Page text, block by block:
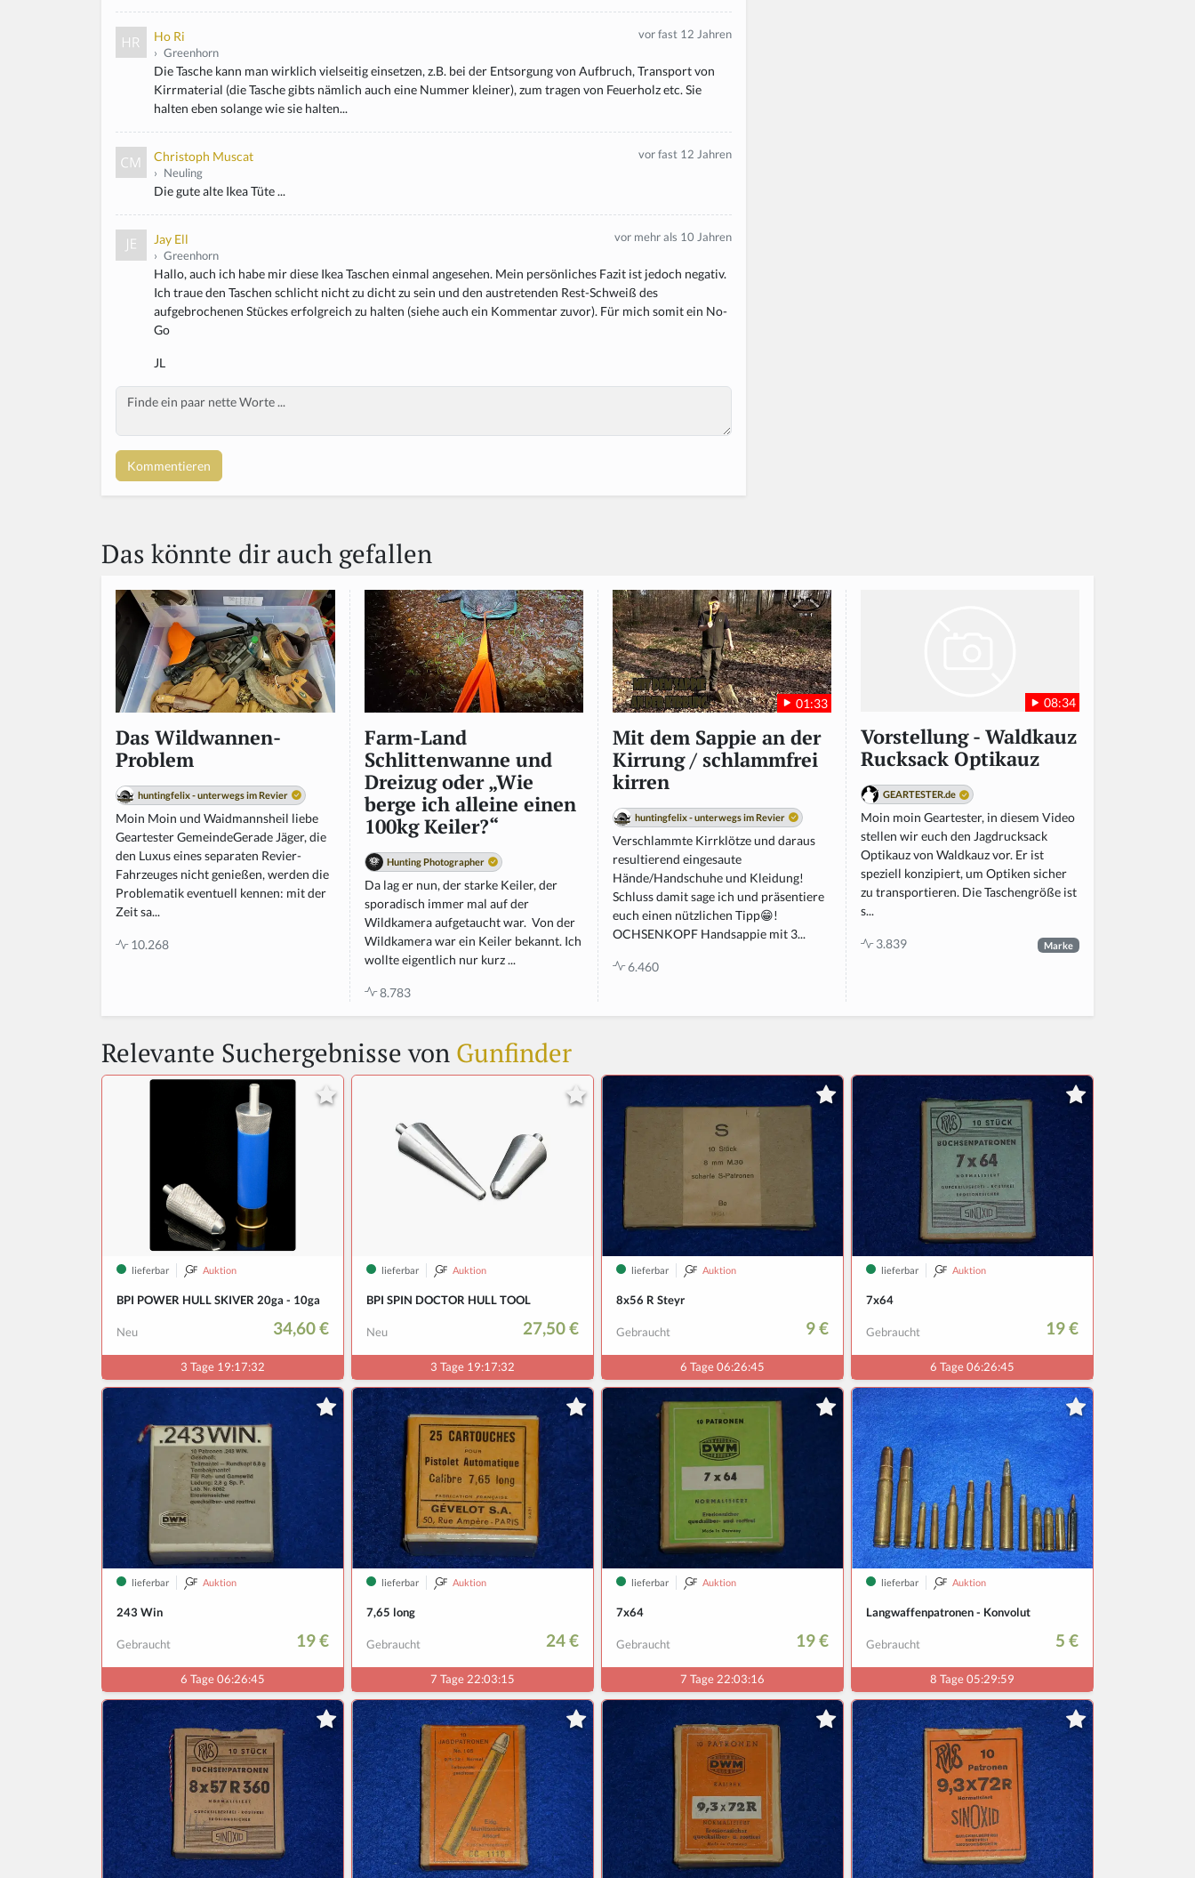
Ho Ri
› Greenhorn
vor fast 12 Jahren
Die Tasche kann man wirklich vielseitig einsetzen, z.B. bei der Entsorgung von Aufbruch, Transport von
Kirrmaterial (die Tasche gibts nämlich auch eine Nummer kleiner), zum tragen von Feuerholz etc. Sie
halten eben solange wie sie halten...
Christoph Muscat
› Neuling
vor fast 12 Jahren
Die gute alte Ikea Tüte ...
Jay Ell
› Greenhorn
vor mehr als 10 Jahren
Hallo, auch ich habe mir diese Ikea Taschen einmal angesehen. Mein persönliches Fazit ist jedoch negativ.
Ich traue den Taschen schlicht nicht zu dicht zu sein und den austretenden Rest-Schweiß des
aufgebrochenen Stückes erfolgreich zu halten (siehe auch ein Kommentar zuvor). Für mich somit ein No-
Go
JL
Body
Das könnte dir auch gefallen
Das Wildwannen-
Problem
huntingfelix - unterwegs im Revier
Moin Moin und Waidmannsheil liebe
Geartester GemeindeGerade Jäger, die
den Luxus eines separaten Revier-
Fahrzeuges nicht genießen, werden die
Problematik eventuell kennen: mit der
Zeit sa...
10.268
Farm-Land
Schlittenwanne und
Dreizug oder „Wie
berge ich alleine einen
100kg Keiler?“
Hunting Photographer
Da lag er nun, der starke Keiler, der
sporadisch immer mal auf der
Wildkamera aufgetaucht war. Von der
Wildkamera war ein Keiler bekannt. Ich
wollte eigentlich nur kurz ...
8.783
01:33
Mit dem Sappie an der
Kirrung / schlammfrei
kirren
huntingfelix - unterwegs im Revier
Verschlammte Kirrklötze und daraus
resultierend eingesaute
Hände/Handschuhe und Kleidung!
Schluss damit sage ich und präsentiere
euch einen nützlichen Tipp😁!
OCHSENKOPF Handsappie mit 3...
6.460
08:34
Vorstellung - Waldkauz
Rucksack Optikauz
GEARTESTER.de
Moin moin Geartester, in diesem Video
stellen wir euch den Jagdrucksack
Optikauz von Waldkauz vor. Er ist
speziell konzipiert, um Optiken sicher
zu transportieren. Die Taschengröße ist
s...
3.839 Marke
Relevante Suchergebnisse von Gunfinder